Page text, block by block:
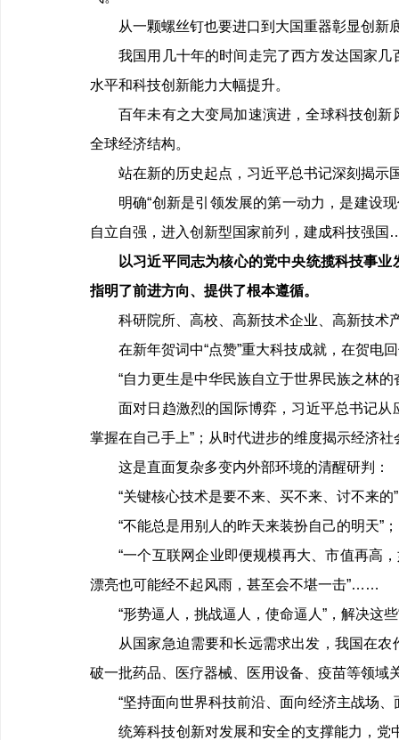
从一颗螺丝钉也要进口到大国重器彰显创
我国用几十年的时间走完了西方发达国家
水平和科技创新能力大幅提升。
百年未有之大变局加速演进，全球科技创
全球经济结构。
站在新的历史起点，习近平总书记深刻揭示
明确“创新是引领发展的第一动力，是建设
自立自强，进入创新型国家前列，建成科技强
以习近平同志为核心的党中央统揽科技事
指明了前进方向、提供了根本遵循。
科研院所、高校、高新技术企业、高新技
在新年贺词中“点赞”重大科技成就，在贺
“自力更生是中华民族自立于世界民族之林
面对日趋激烈的国际博弈，习近平总书记从
掌握在自己手上”；从时代进步的维度揭示经济
这是直面复杂多变内外部环境的清醒研判：
“关键核心技术是要不来、买不来、讨不来的
“不能总是用别人的昨天来装扮自己的明天”；
“一个互联网企业即便规模再大、市值再高
漂亮也可能经不起风雨，甚至会不堪一击”……
“形势逼人，挑战逼人，使命逼人”，解决这
从国家急迫需要和长远需求出发，我国在
破一批药品、医疗器械、医用设备、疫苗等领域
“坚持面向世界科技前沿、面向经济主战场
统筹科技创新对发展和安全的支撑能力，党